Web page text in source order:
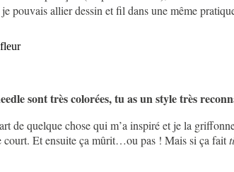
pouvais allier dessin et fil dans une même
sont très colorées, tu as un style très
de quelque chose qui m’a inspiré et je la
court. Et ensuite ça mûrit…ou pas ! Mais si ça fait